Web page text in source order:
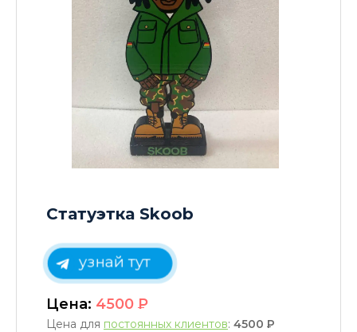
Статуэтка Skoob
узнай тут
Цена: 4500 P
Цена для постоянных клиентов: 4500 P